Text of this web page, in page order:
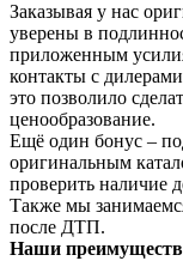
Заказывая у нас
уверены в
приложенным
контакты с
это позволило
ценообразование.
Ещё один бонус –
оригинальным
проверить наличие
Также мы
после ДТП.
Наши